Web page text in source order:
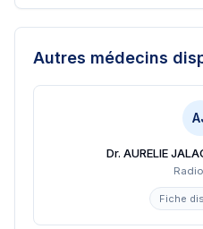
Autres médecins
Dr. AURELIE
Fiche